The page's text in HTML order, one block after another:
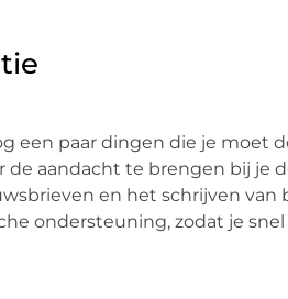
een paar dingen die je moet
aandacht te brengen bij je
en het schrijven van
ondersteuning, zodat je